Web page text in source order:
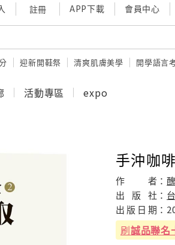
註冊 APP下載 會員中心
迎新開鞋祭 清爽肌膚美學 開學語言
活動專區 expo
手沖咖
作 者：
出
版 社：
出 版 日 期：
刷誠品聯名